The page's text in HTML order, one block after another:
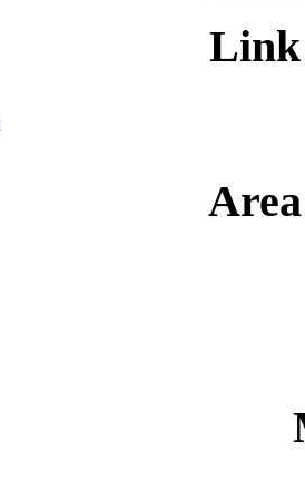
Link